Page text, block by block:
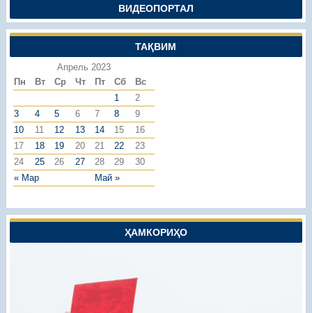
ВИДЕОПОРТАЛ
ТАҚВИМ
Апрель 2023
Пн
Вт Ср Чт Пт Сб Вс
« Мар Май »
1
2
3
4 5 6 7 8
9
10
11 12 13 14 15
16
17
18 19 20 21 22
23
24
25 26 27 28 29 30
ҲАМКОРИҲО